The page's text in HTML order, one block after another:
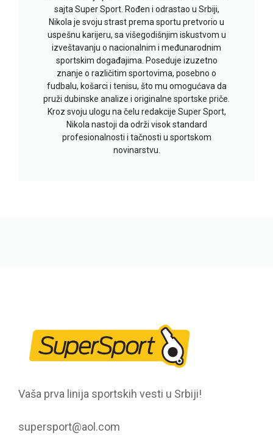
sajta Super Sport. Rođen i odrastao u Srbiji,
Nikola je svoju strast prema sportu pretvorio u
uspešnu karijeru, sa višegodišnjim iskustvom u
izveštavanju o nacionalnim i međunarodnim
sportskim događajima. Poseduje izuzetno
znanje o različitim sportovima, posebno o
fudbalu, košarci i tenisu, što mu omogućava da
pruži dubinske analize i originalne sportske priče.
Kroz svoju ulogu na čelu redakcije Super Sport,
Nikola nastoji da održi visok standard
profesionalnosti i tačnosti u sportskom
novinarstvu.
Vaša prva linija sportskih vesti u Srbiji!
supersport@aol.com